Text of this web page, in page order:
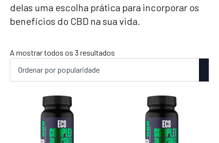
delas uma escolha prática para incorporar os
benefícios do CBD na sua vida.
A mostrar todos os 3 resultados